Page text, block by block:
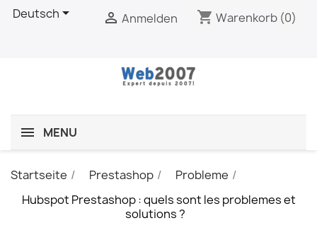
Deutsch  Anmelden shopping_cart Warenkorb (0)
MENU
Startseite Prestashop
Probleme
Hubspot Prestashop : quels sont les problemes et
solutions ?